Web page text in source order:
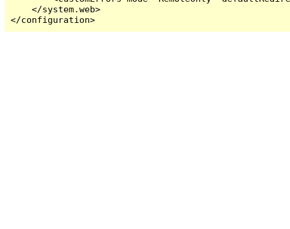
    </system.web>
</configuration>